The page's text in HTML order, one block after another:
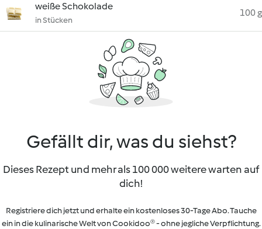
weiße Schokolade
in Stücken
100 g
Gefällt dir, was du siehst?
Dieses Rezept und mehr als 100 000 weitere warten auf
dich!
Registriere dich jetzt und erhalte ein kostenloses 30-Tage Abo. Tauche
ein in die kulinarische Welt von Cookidoo® - ohne jegliche Verpflichtung.